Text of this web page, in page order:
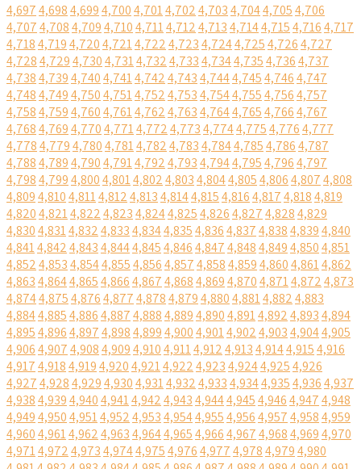
4,6974,6984,6994,7004,7014,7024,7034,7044,7054,706
4,7074,7084,7094,7104,7114,7124,7134,7144,7154,7164,717
4,7184,7194,7204,7214,7224,7234,7244,7254,7264,727
4,7284,7294,7304,7314,7324,7334,7344,7354,7364,737
4,7384,7394,7404,7414,7424,7434,7444,7454,7464,747
4,7484,7494,7504,7514,7524,7534,7544,7554,7564,757
4,7584,7594,7604,7614,7624,7634,7644,7654,7664,767
4,7684,7694,7704,7714,7724,7734,7744,7754,7764,777
4,7784,7794,7804,7814,7824,7834,7844,7854,7864,787
4,7884,7894,7904,7914,7924,7934,7944,7954,7964,797
4,7984,7994,8004,8014,8024,8034,8044,8054,8064,8074,808
4,8094,8104,8114,8124,8134,8144,8154,8164,8174,8184,819
4,8204,8214,8224,8234,8244,8254,8264,8274,8284,829
4,8304,8314,8324,8334,8344,8354,8364,8374,8384,8394,840
4,8414,8424,8434,8444,8454,8464,8474,8484,8494,8504,851
4,8524,8534,8544,8554,8564,8574,8584,8594,8604,8614,862
4,8634,8644,8654,8664,8674,8684,8694,8704,8714,8724,873
4,8744,8754,8764,8774,8784,8794,8804,8814,8824,883
4,8844,8854,8864,8874,8884,8894,8904,8914,8924,8934,894
4,8954,8964,8974,8984,8994,9004,9014,9024,9034,9044,905
4,9064,9074,9084,9094,9104,9114,9124,9134,9144,9154,916
4,9174,9184,9194,9204,9214,9224,9234,9244,9254,926
4,9274,9284,9294,9304,9314,9324,9334,9344,9354,9364,937
4,9384,9394,9404,9414,9424,9434,9444,9454,9464,9474,948
4,9494,9504,9514,9524,9534,9544,9554,9564,9574,9584,959
4,9604,9614,9624,9634,9644,9654,9664,9674,9684,9694,970
4,9714,9724,9734,9744,9754,9764,9774,9784,9794,980